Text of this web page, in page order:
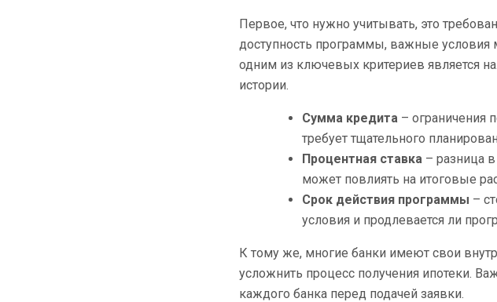
Первое, что нужно учитывать, это
доступность программы, важные условия
одним из ключевых критериев является
истории.
Сумма кредита – ограничения
требует тщательного
Процентная ставка – разница
может повлиять на итоговые
Срок действия программы –
условия и продлевается ли
К тому же, многие банки имеют свои
усложнить процесс получения ипотеки.
каждого банка перед подачей заявки.